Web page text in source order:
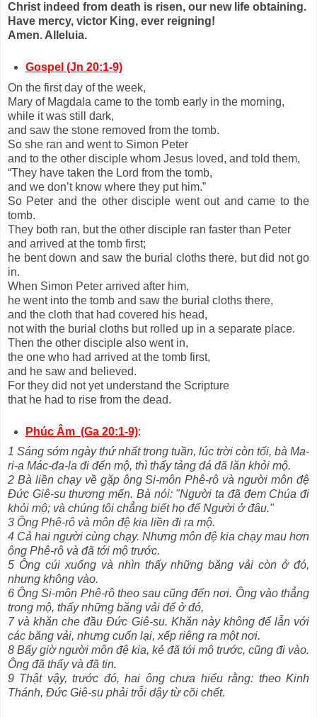
Christ indeed from death is risen, our new life obtaining.
Have mercy, victor King, ever reigning!
Amen. Alleluia.
Gospel (Jn 20:1-9)
On the first day of the week,
Mary of Magdala came to the tomb early in the morning,
while it was still dark,
and saw the stone removed from the tomb.
So she ran and went to Simon Peter
and to the other disciple whom Jesus loved, and told them,
“They have taken the Lord from the tomb,
and we don’t know where they put him.”
So Peter and the other disciple went out and came to the
tomb.
They both ran, but the other disciple ran faster than Peter
and arrived at the tomb first;
he bent down and saw the burial cloths there, but did not go
in.
When Simon Peter arrived after him,
he went into the tomb and saw the burial cloths there,
and the cloth that had covered his head,
not with the burial cloths but rolled up in a separate place.
Then the other disciple also went in,
the one who had arrived at the tomb first,
and he saw and believed.
For they did not yet understand the Scripture
that he had to rise from the dead.
Phúc Âm (Ga 20:1-9):
1 Sáng sớm ngày thứ nhất trong tuần, lúc trời còn tối, bà Ma-
ri-a Mác-đa-la đi đến mộ, thì thấy tảng đá đã lăn khỏi mộ.
2 Bà liền chạy về gặp ông Si-môn Phê-rô và người môn đệ
Đức Giê-su thương mến. Bà nói: "Người ta đã đem Chúa đi
khỏi mộ; và chúng tôi chẳng biết họ để Người ở đâu."
3 Ông Phê-rô và môn đệ kia liền đi ra mộ.
4 Cả hai người cùng chạy. Nhưng môn đệ kia chạy mau hơn
ông Phê-rô và đã tới mộ trước.
5 Ông cúi xuống và nhìn thấy những băng vải còn ở đó,
nhưng không vào.
6 Ông Si-môn Phê-rô theo sau cũng đến nơi. Ông vào thẳng
trong mộ, thấy những băng vải để ở đó,
7 và khăn che đầu Đức Giê-su. Khăn này không để lẫn với
các băng vải, nhưng cuốn lại, xếp riêng ra một nơi.
8 Bấy giờ người môn đệ kia, kẻ đã tới mộ trước, cũng đi vào.
Ông đã thấy và đã tin.
9 Thật vậy, trước đó, hai ông chưa hiểu rằng: theo Kinh
Thánh, Đức Giê-su phải trỗi dậy từ cõi chết.